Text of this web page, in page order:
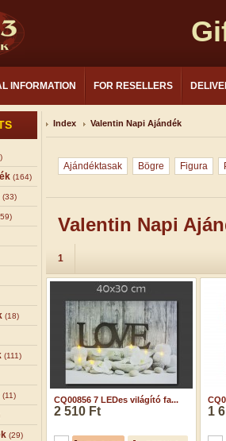
INFORMATION FOR RESELLERS
(164)
(33)
(18)
(111)
(11)
(29)
Index Valentin Napi Ajándék
Ajándéktasak Bögre Figura
Valentin Napi
1
CQ00856 7 LEDes világító fa...
2 510 Ft 1